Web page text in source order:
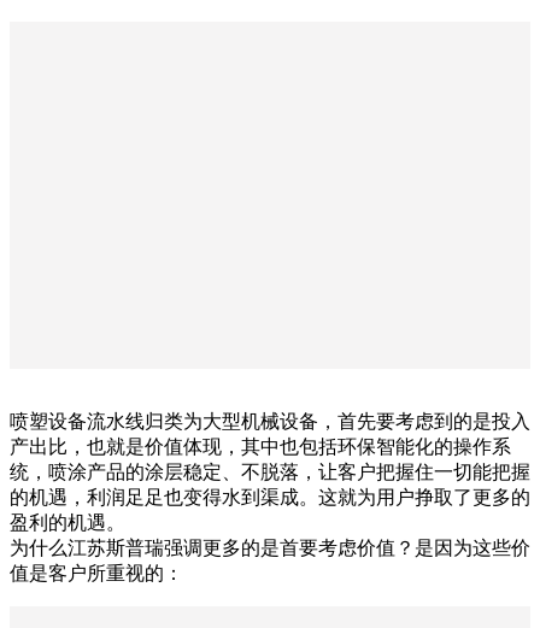
喷塑设备流水线归类为大型机械设备，首先要考虑到的是投入
产出比，也就是价值体现，其中也包括环保智能化的操作系
统，喷涂产品的涂层稳定、不脱落，让客户把握住一切能把握
的机遇，利润足足也变得水到渠成。这就为用户挣取了更多的
盈利的机遇。
为什么江苏斯普瑞强调更多的是首要考虑价值？是因为这些价
值是客户所重视的：